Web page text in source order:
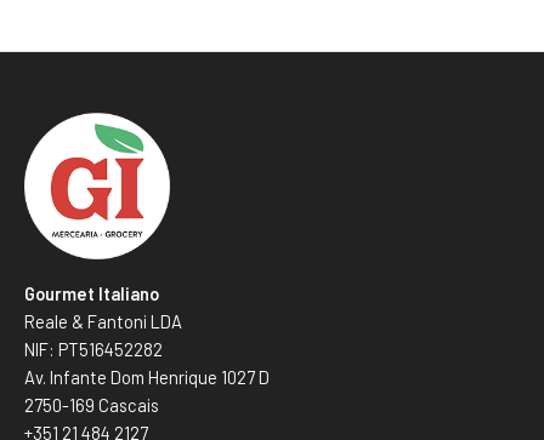
Gourmet Italiano
Reale & Fantoni LDA
NIF: PT516452282
Av. Infante Dom Henrique 1027 D
2750-169 Cascais
+351 21 484 2127